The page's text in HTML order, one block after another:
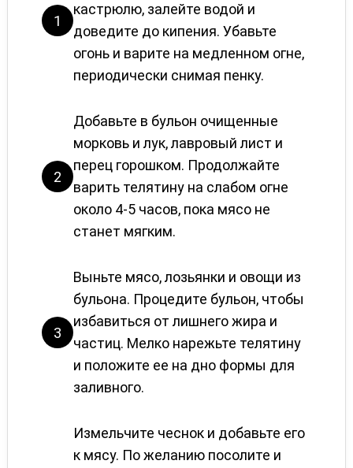
1
кастрюлю, залейте водой и
доведите до кипения. Убавьте
огонь и варите на медленном огне,
периодически снимая пенку.
2
Добавьте в бульон очищенные
морковь и лук, лавровый лист и
перец горошком. Продолжайте
варить телятину на слабом огне
около 4-5 часов, пока мясо не
станет мягким.
3
Выньте мясо, лозьянки и овощи из
бульона. Процедите бульон, чтобы
избавиться от лишнего жира и
частиц. Мелко нарежьте телятину
и положите ее на дно формы для
заливного.
Измельчите чеснок и добавьте его
к мясу. По желанию посолите и